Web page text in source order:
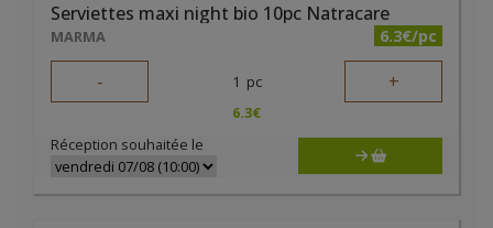
Serviettes maxi night bio 10pc Natracare
MARMA 6.3€/pc
- 1 pc +
6.3€
Réception souhaitée le